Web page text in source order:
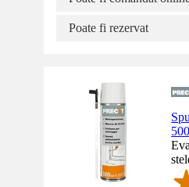
Poate fi rezervat